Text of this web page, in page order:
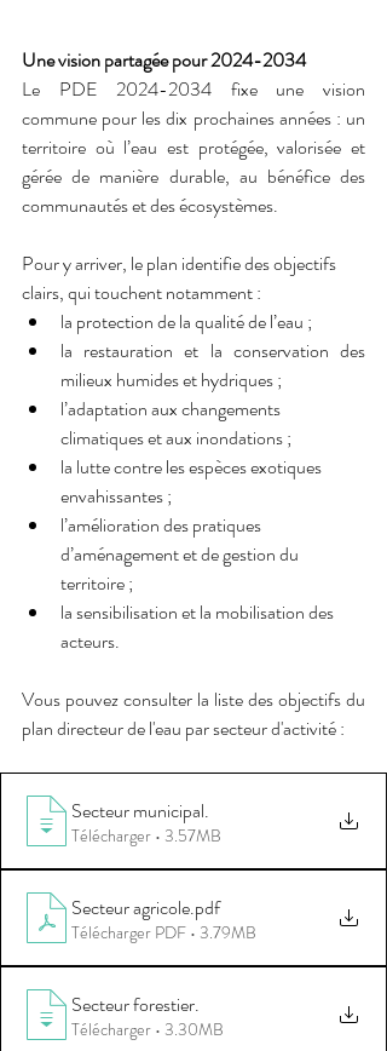
Une vision partagée pour 2024-2034
Le PDE 2024-2034 fixe une vision
commune pour les dix prochaines années : un
territoire où l’eau est protégée, valorisée et
gérée de manière durable, au bénéfice des
communautés et des écosystèmes.
Pour y arriver, le plan identifie des objectifs
clairs, qui touchent notamment :
la protection de la qualité de l’eau ;
la restauration et la conservation des
milieux humides et hydriques ;
l’adaptation aux changements
climatiques et aux inondations ;
la lutte contre les espèces exotiques
envahissantes ;
l’amélioration des pratiques
d’aménagement et de gestion du
territoire ;
la sensibilisation et la mobilisation des
acteurs.
Vous pouvez consulter la liste des objectifs du
plan directeur de l'eau par secteur d'activité :
Secteur municipal.
Télécharger • 3.57MB
Secteur agricole.pdf
Télécharger PDF • 3.79MB
Secteur forestier.
Télécharger • 3.30MB